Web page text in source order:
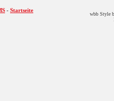
- Startseite
wbb Style